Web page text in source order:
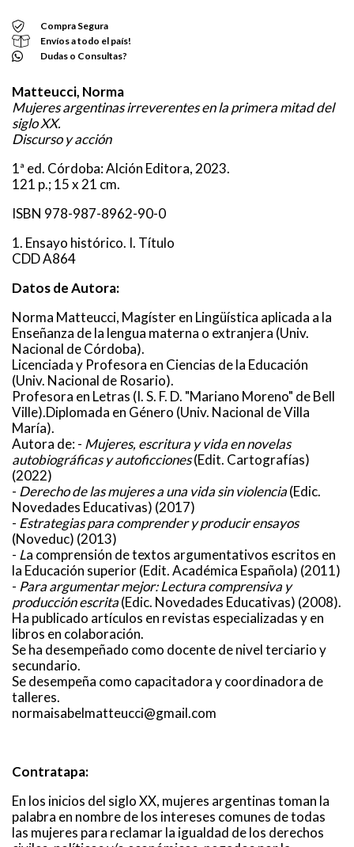
Compra Segura
Envíos a todo el país!
Dudas o Consultas?
Matteucci, Norma
Mujeres argentinas irreverentes en la primera mitad del
siglo XX.
Discurso y acción
1ª ed. Córdoba: Alción Editora, 2023.
121 p.; 15 x 21 cm.
ISBN 978-987-8962-90-0
1. Ensayo histórico. I. Título
CDD A864
Datos de Autora:
Norma Matteucci, Magíster en Lingüística aplicada a la
Enseñanza de la lengua materna o extranjera (Univ.
Nacional de Córdoba).
Licenciada y Profesora en Ciencias de la Educación
(Univ. Nacional de Rosario).
Profesora en Letras (I. S. F. D. "Mariano Moreno" de Bell
Ville).Diplomada en Género (Univ. Nacional de Villa
María).
Autora de: - Mujeres, escritura y vida en novelas
autobiográficas y autoficciones(Edit. Cartografías)
(2022)
- Derecho de las mujeres a una vida sin violencia(Edic.
Novedades Educativas) (2017)
- Estrategias para comprender y producir ensayos
(Noveduc) (2013)
- La comprensión de textos argumentativos escritos en
la Educación superior (Edit. Académica Española) (2011)
- Para argumentar mejor: Lectura comprensiva y
producción escrita(Edic. Novedades Educativas) (2008).
Ha publicado artículos en revistas especializadas y en
libros en colaboración.
Se ha desempeñado como docente de nivel terciario y
secundario.
Se desempeña como capacitadora y coordinadora de
talleres.
normaisabelmatteucci@gmail.com
Contratapa:
En los inicios del siglo XX, mujeres argentinas toman la
palabra en nombre de los intereses comunes de todas
las mujeres para reclamar la igualdad de los derechos